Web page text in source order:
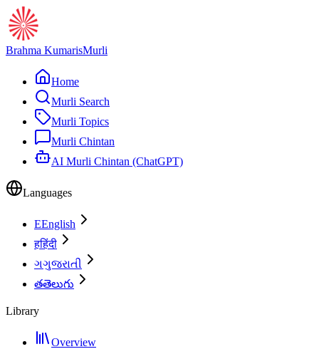
Brahma KumarisMurli
Home
Murli Search
Murli Topics
Murli Chintan
AI Murli Chintan (ChatGPT)
Languages
EEnglish
हहिंदी
ગગુજરાતી
తతెలుగు
Library
Overview